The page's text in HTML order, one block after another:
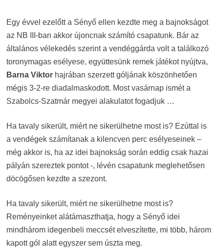
Egy évvel ezelőtt a Sényő ellen kezdte meg a bajnokságot
az NB III-ban akkor újoncnak számító csapatunk. Bár az
általános vélekedés szerint a vendéggárda volt a találkozó
toronymagas esélyese, együttesünk remek játékot nyújtva,
Barna Viktorhajrában szerzett góljának köszönhetően
mégis 3-2-re diadalmaskodott. Most vasárnap ismét a
Szabolcs-Szatmár megyei alakulatot fogadjuk …
Ha tavaly sikerült, miért ne sikerülhetne most is? Ezúttal is
a vendégek számítanak a kilencven perc esélyeseinek –
még akkor is, ha az idei bajnokság során eddig csak hazai
pályán szereztek pontot -, lévén csapatunk meglehetősen
döcögősen kezdte a szezont.
Ha tavaly sikerült, miért ne sikerülhetne most is?
Reményeinket alátámaszthatja, hogy a Sényő idei
mindhárom idegenbeli meccsét elveszítette, mi több, három
kapott gól alatt egyszer sem úszta meg.